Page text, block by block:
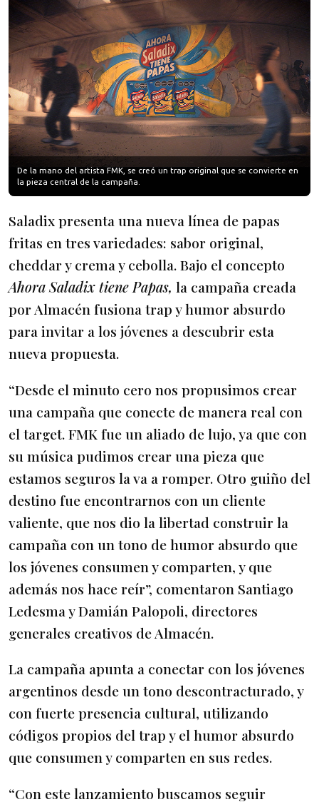
De la mano del artista FMK, se creó un trap original que se convierte en
la pieza central de la campaña.
Saladix presenta una nueva línea de papas
fritas en tres variedades: sabor original,
cheddar y crema y cebolla. Bajo el concepto
Ahora Saladix tiene Papas, la campaña creada
por Almacén fusiona trap y humor absurdo
para invitar a los jóvenes a descubrir esta
nueva propuesta.
“Desde el minuto cero nos propusimos crear
una campaña que conecte de manera real con
el target. FMK fue un aliado de lujo, ya que con
su música pudimos crear una pieza que
estamos seguros la va a romper. Otro guiño del
destino fue encontrarnos con un cliente
valiente, que nos dio la libertad construir la
campaña con un tono de humor absurdo que
los jóvenes consumen y comparten, y que
además nos hace reír”, comentaron Santiago
Ledesma y Damián Palopoli, directores
generales creativos de Almacén.
La campaña apunta a conectar con los jóvenes
argentinos desde un tono descontracturado, y
con fuerte presencia cultural, utilizando
códigos propios del trap y el humor absurdo
que consumen y comparten en sus redes.
“Con este lanzamiento buscamos seguir